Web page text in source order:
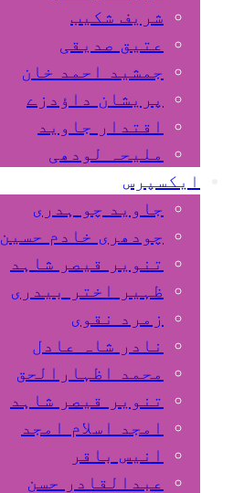
شریف شکیب
عتیق صدیقی
جمشید احمد خان
پریشان داﺅدزے
اقتدار جاوید
ملیحہ لودھی
ایکسپرس
جاوید چو ہدری
چودھری خادم حسین
تنویر قیصر شاہد
ظہیر اختر بیدری
زمرد نقوی
نادر شاہ عادل
محمد اظہارالحق
تنویر قیصر شاہد
امجد اسلام امجد
انیس باقر
عبدالقادر حسن